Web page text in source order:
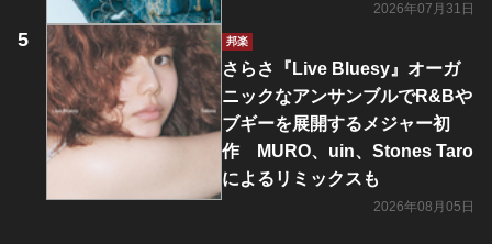
2026年07月31日
邦楽
さらさ『Live Bluesy』オーガ
ニックなアンサンブルでR&Bや
ブギーを展開するメジャー初
作 MURO、uin、Stones Taro
によるリミックスも
2026年08月05日